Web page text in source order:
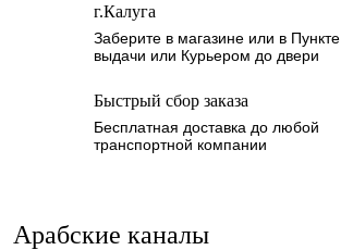
г.Калуга
Заберите в магазине или в Пункте
выдачи или Курьером до двери
Быстрый сбор заказа
Бесплатная доставка до любой
транспортной компании
Арабские каналы